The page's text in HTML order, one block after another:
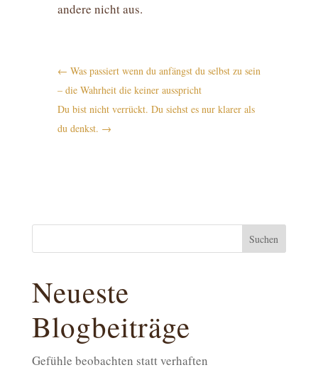
andere nicht aus.
← Was passiert wenn du anfängst du selbst zu sein
– die Wahrheit die keiner ausspricht
Du bist nicht verrückt. Du siehst es nur klarer als
du denkst. →
Suchen
Neueste
Blogbeiträge
Gefühle beobachten statt verhaften